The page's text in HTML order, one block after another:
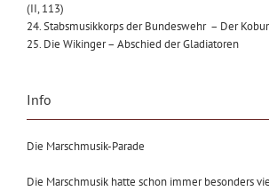
(II, 113)
24. Stabsmusikkorps der Bundeswehr – Der
25. Die Wikinger – Abschied der Gladiatoren
Info
Die Marschmusik-Parade
Die Marschmusik hatte schon immer besonders